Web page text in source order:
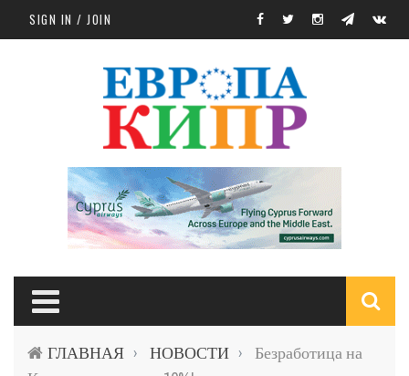
Skip to main content
SIGN IN / JOIN
ГЛАВНАЯ › НОВОСТИ ›
Безработица на